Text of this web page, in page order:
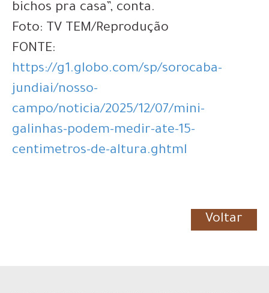
bichos pra casa”, conta.
Foto: TV TEM/Reprodução
FONTE:
https://g1.globo.com/sp/sorocaba-
jundiai/nosso-
campo/noticia/2025/12/07/mini-
galinhas-podem-medir-ate-15-
centimetros-de-altura.ghtml
Voltar